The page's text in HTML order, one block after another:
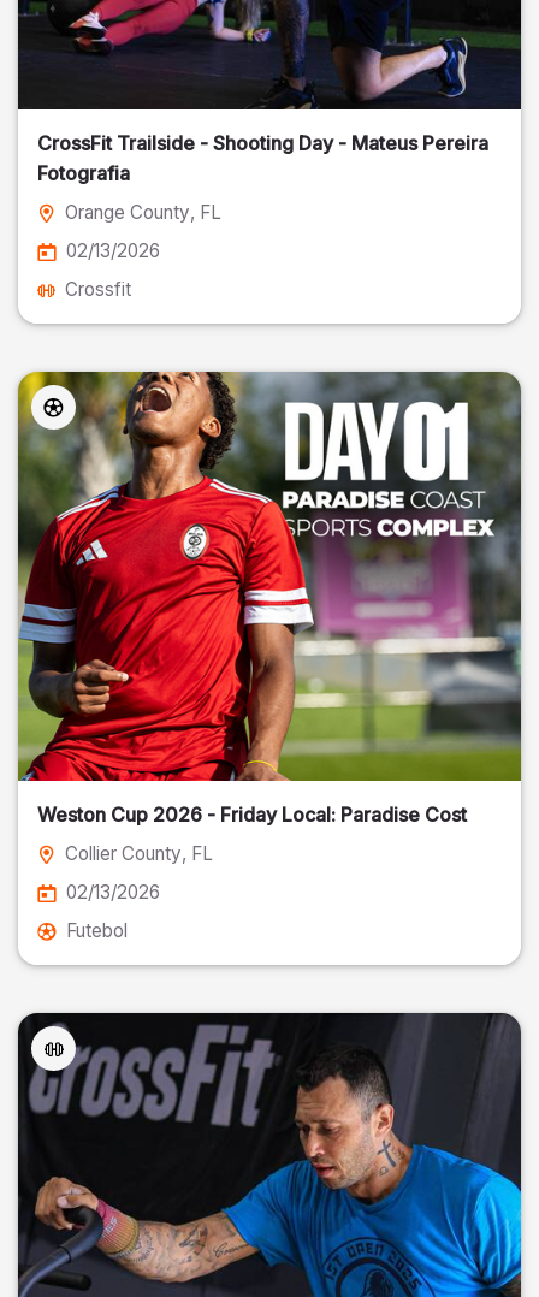
CrossFit Trailside - Shooting Day - Mateus Pereira
Fotografia
Orange County, FL
02/13/2026
Crossfit
Weston Cup 2026 - Friday Local: Paradise Cost
Collier County, FL
02/13/2026
Futebol